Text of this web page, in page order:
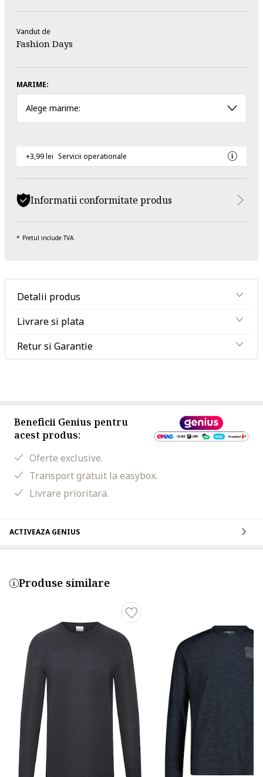
Vandut de
Fashion Days
MARIME:
Alege marime:
+3,99 lei Servicii operationale
Informatii conformitate produs
Pretul include TVA.
Detalii produs
Livrare si plata
Retur si Garantie
Beneficii Genius pentru
acest produs:
Oferte exclusive.
Transport gratuit la easybox.
Livrare prioritara.
ACTIVEAZA GENIUS
Produse similare